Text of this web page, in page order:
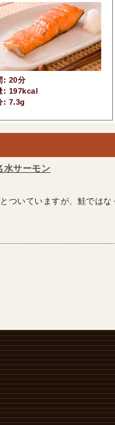
: 20分
: 197kcal
: 7.3g
水サーモン
ついていますが、鮭では